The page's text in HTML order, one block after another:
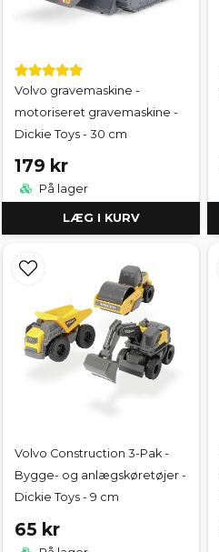
Volvo gravemaskine -
motoriseret gravemaskine -
Dickie Toys - 30 cm
179 kr
På lager
LÆG I KURV
Volvo Construction 3-Pak -
Bygge- og anlægskøretøjer -
Dickie Toys - 9 cm
65 kr